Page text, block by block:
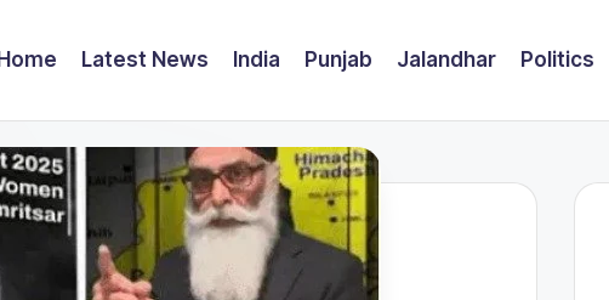
Latest News India Punjab Jalandhar Politics